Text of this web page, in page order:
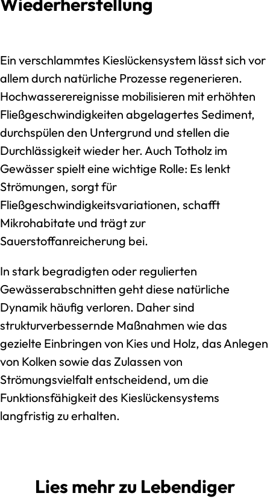
Ein verschlammtes Kieslückensystem lässt sich vor
allem durch natürliche Prozesse regenerieren.
Hochwasserereignisse mobilisieren mit erhöhten
Fließgeschwindigkeiten abgelagertes Sediment,
durchspülen den Untergrund und stellen die
Durchlässigkeit wieder her. Auch Totholz im
Gewässer spielt eine wichtige Rolle: Es lenkt
Strömungen, sorgt für
Fließgeschwindigkeitsvariationen, schafft
Mikrohabitate und trägt zur
Sauerstoffanreicherung bei.
In stark begradigten oder regulierten
Gewässerabschnitten geht diese natürliche
Dynamik häufig verloren. Daher sind
strukturverbessernde Maßnahmen wie das
gezielte Einbringen von Kies und Holz, das Anlegen
von Kolken sowie das Zulassen von
Strömungsvielfalt entscheidend, um die
Funktionsfähigkeit des Kieslückensystems
langfristig zu erhalten.
Lies mehr zu Lebendiger